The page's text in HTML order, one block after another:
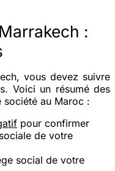
:
vous devez suivre
Voici un résumé des
société au Maroc :
pour confirmer
de votre
social de votre